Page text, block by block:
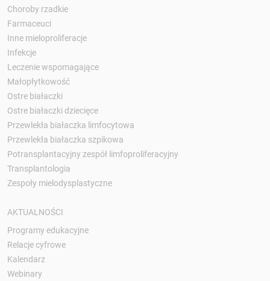
Choroby rzadkie
Farmaceuci
Inne mieloproliferacje
Infekcje
Leczenie wspomagające
Małopłytkowość
Ostre białaczki
Ostre białaczki dziecięce
Przewlekła białaczka limfocytowa
Przewlekła białaczka szpikowa
Potransplantacyjny zespół limfoproliferacyjny
Transplantologia
Zespoły mielodysplastyczne
AKTUALNOŚCI
Programy edukacyjne
Relacje cyfrowe
Kalendarz
Webinary